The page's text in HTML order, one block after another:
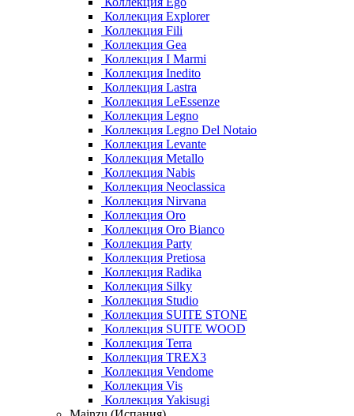
Коллекция Explorer
Коллекция Fili
Коллекция Gea
Коллекция I Marmi
Коллекция Inedito
Коллекция Lastra
Коллекция LeEssenze
Коллекция Legno
Коллекция Legno Del Notaio
Коллекция Levante
Коллекция Metallo
Коллекция Nabis
Коллекция Neoclassica
Коллекция Nirvana
Коллекция Oro
Коллекция Oro Bianco
Коллекция Party
Коллекция Pretiosa
Коллекция Radika
Коллекция Silky
Коллекция Studio
Коллекция SUITE STONE
Коллекция SUITE WOOD
Коллекция Terra
Коллекция TREX3
Коллекция Vendome
Коллекция Vis
Коллекция Yakisugi